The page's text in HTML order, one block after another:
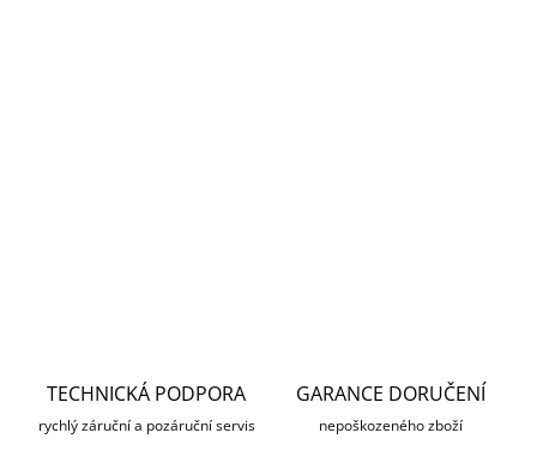
TECHNICKÁ PODPORA
rychlý záruční a pozáruční servis
GARANCE DORUČENÍ
nepoškozeného zboží